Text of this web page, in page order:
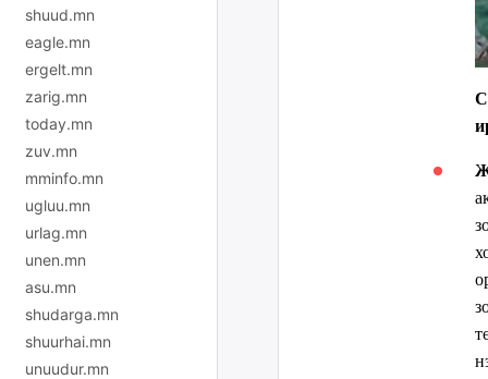
shuud.mn
eagle.mn
ergelt.mn
zarig.mn
today.mn
zuv.mn
mminfo.mn
ugluu.mn
urlag.mn
unen.mn
asu.mn
shudarga.mn
shuurhai.mn
unuudur.mn